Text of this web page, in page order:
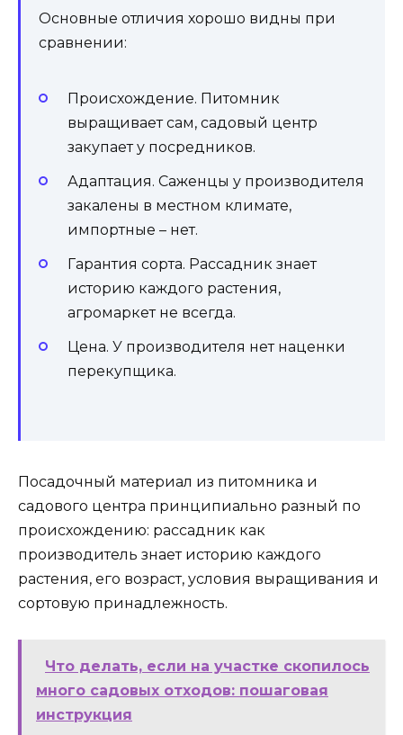
Основные отличия хорошо видны при
сравнении:
Происхождение. Питомник
выращивает сам, садовый центр
закупает у посредников.
Адаптация. Саженцы у производителя
закалены в местном климате,
импортные – нет.
Гарантия сорта. Рассадник знает
историю каждого растения,
агромаркет не всегда.
Цена. У производителя нет наценки
перекупщика.
Посадочный материал из питомника и
садового центра принципиально разный по
происхождению: рассадник как
производитель знает историю каждого
растения, его возраст, условия выращивания и
сортовую принадлежность.
Что делать, если на участке скопилось
много садовых отходов: пошаговая
инструкция